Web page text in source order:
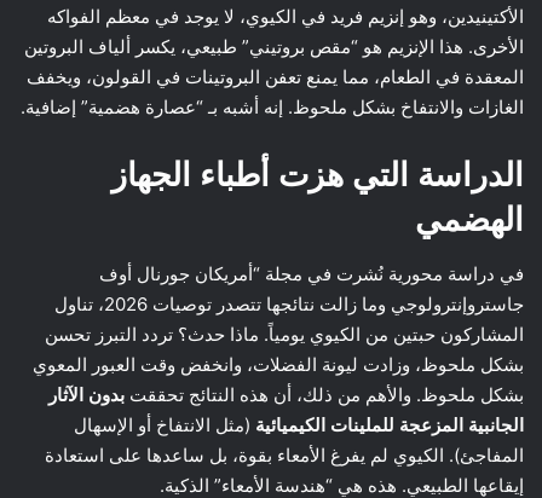
الأكتينيدين، وهو إنزيم فريد في الكيوي، لا يوجد في معظم الفواكه
الأخرى. هذا الإنزيم هو “مقص بروتيني” طبيعي، يكسر ألياف البروتين
المعقدة في الطعام، مما يمنع تعفن البروتينات في القولون، ويخفف
الغازات والانتفاخ بشكل ملحوظ. إنه أشبه بـ “عصارة هضمية” إضافية.
الدراسة التي هزت أطباء الجهاز
الهضمي
في دراسة محورية نُشرت في مجلة “أمريكان جورنال أوف
جاستروإنترولوجي وما زالت نتائجها تتصدر توصيات 2026، تناول
المشاركون حبتين من الكيوي يومياً. ماذا حدث؟ تردد التبرز تحسن
بشكل ملحوظ، وزادت ليونة الفضلات، وانخفض وقت العبور المعوي
بشكل ملحوظ. والأهم من ذلك، أن هذه النتائج تحققت بدون الآثار
الجانبية المزعجة للملينات الكيميائية (مثل الانتفاخ أو الإسهال
المفاجئ). الكيوي لم يفرغ الأمعاء بقوة، بل ساعدها على استعادة
إيقاعها الطبيعي. هذه هي “هندسة الأمعاء” الذكية.